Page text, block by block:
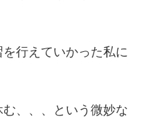
行えていかった私に
、、、という微妙な